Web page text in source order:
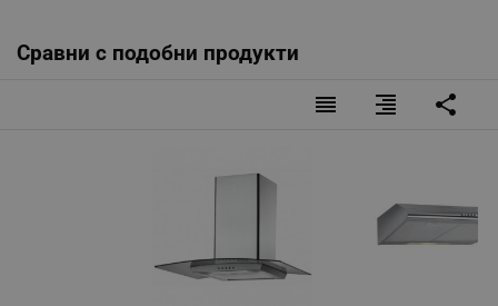
Сравни с подобни продукти
reorder format_align_right share